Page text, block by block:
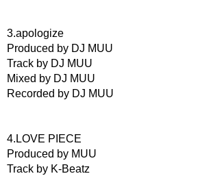
3.apologize
Produced by DJ MUU
Track by DJ MUU
Mixed by DJ MUU
Recorded by DJ MUU
4.LOVE PIECE
Produced by MUU
Track by K-Beatz